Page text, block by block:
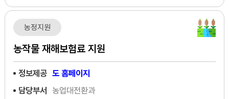
농정지원
농작물 재해보험료 지원
정보제공 도 홈페이지
담당부서
농업대전환과